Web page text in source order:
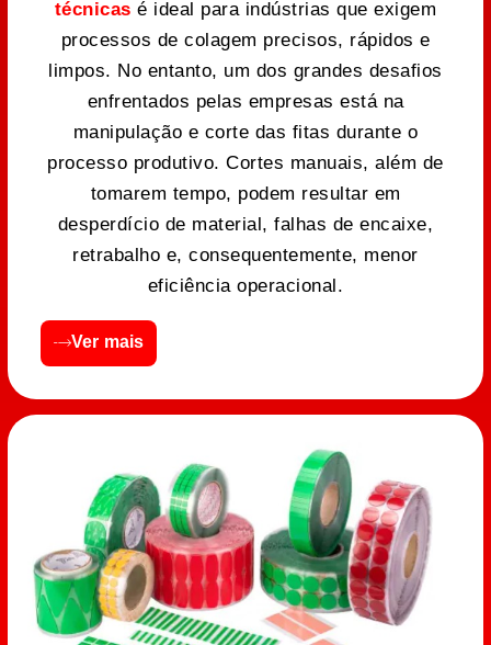
técnicas é ideal para indústrias que exigem
processos de colagem precisos, rápidos e
limpos. No entanto, um dos grandes desafios
enfrentados pelas empresas está na
manipulação e corte das fitas durante o
processo produtivo. Cortes manuais, além de
tomarem tempo, podem resultar em
desperdício de material, falhas de encaixe,
retrabalho e, consequentemente, menor
eficiência operacional.
Ver mais